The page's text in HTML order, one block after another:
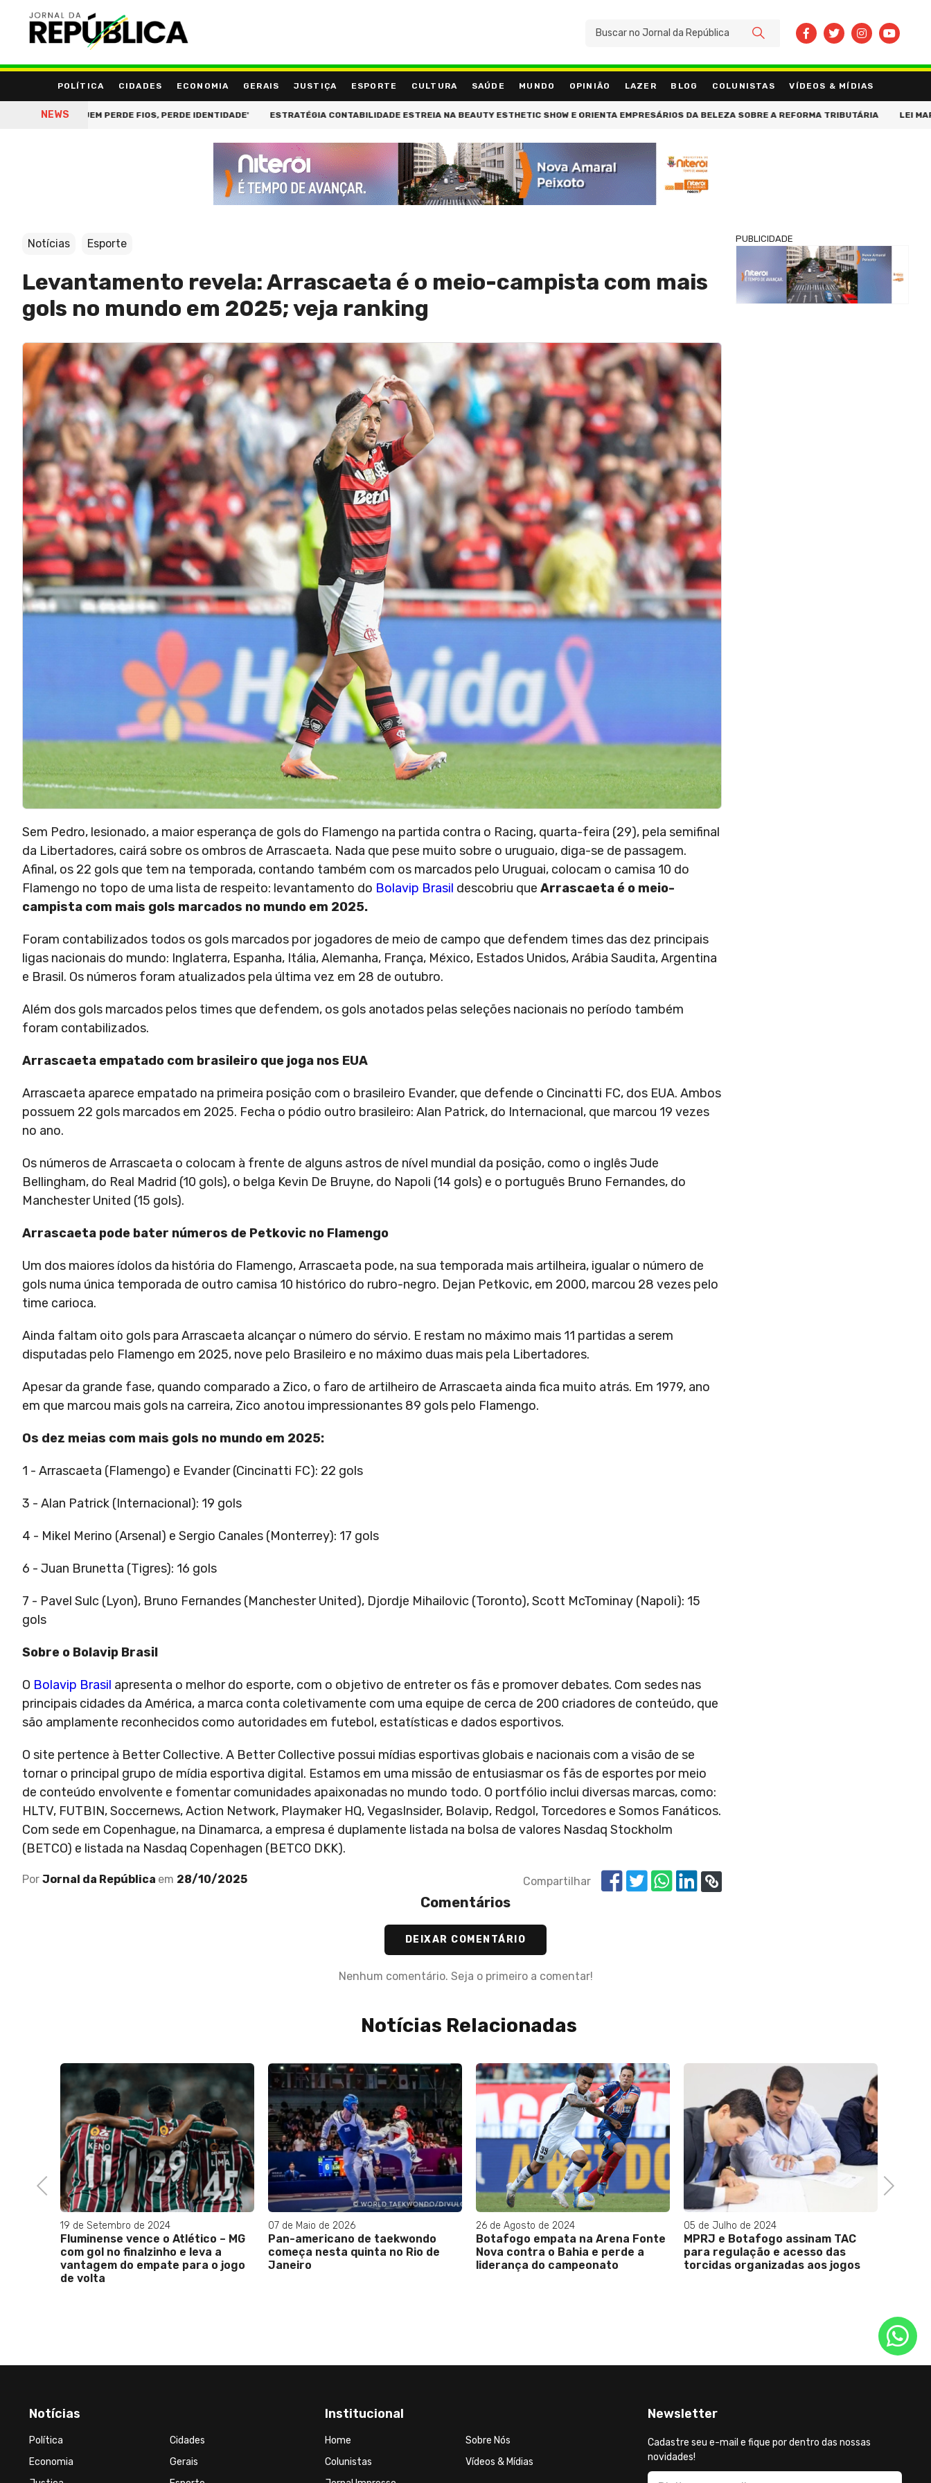
POLÍTICA CIDADES ECONOMIA GERAIS JUSTIÇA ESPORTE CULTURA SAÚDE MUNDO OPINIÃO LAZER BLOG COLUNISTAS VÍDEOS & MÍDIAS
NEWS
'QUEM PERDE FIOS, PERDE IDENTIDADE' ESTRATÉGIA CONTABILIDADE ESTREIA NA BEAUTY ESTHETIC SHOW E ORIENTA EMPRESÁRIOS DA BELEZA SOBRE A REFORMA TRIBUTÁRIA LEI MARIA DA
BUSCAR
Notícias Esporte
Levantamento revela: Arrascaeta é o meio-campista com mais
gols no mundo em 2025; veja ranking
Sem Pedro, lesionado, a maior esperança de gols do Flamengo na partida contra o Racing, quarta-feira (29), pela semifinal
da Libertadores, cairá sobre os ombros de Arrascaeta. Nada que pese muito sobre o uruguaio, diga-se de passagem.
Afinal, os 22 gols que tem na temporada, contando também com os marcados pelo Uruguai, colocam o camisa 10 do
Flamengo no topo de uma lista de respeito: levantamento do Bolavip Brasil descobriu que Arrascaeta é o meio-
campista com mais gols marcados no mundo em 2025.
Foram contabilizados todos os gols marcados por jogadores de meio de campo que defendem times das dez principais
ligas nacionais do mundo: Inglaterra, Espanha, Itália, Alemanha, França, México, Estados Unidos, Arábia Saudita, Argentina
e Brasil. Os números foram atualizados pela última vez em 28 de outubro.
Além dos gols marcados pelos times que defendem, os gols anotados pelas seleções nacionais no período também
foram contabilizados.
Arrascaeta empatado com brasileiro que joga nos EUA
Arrascaeta aparece empatado na primeira posição com o brasileiro Evander, que defende o Cincinatti FC, dos EUA. Ambos
possuem 22 gols marcados em 2025. Fecha o pódio outro brasileiro: Alan Patrick, do Internacional, que marcou 19 vezes
no ano.
Os números de Arrascaeta o colocam à frente de alguns astros de nível mundial da posição, como o inglês Jude
Bellingham, do Real Madrid (10 gols), o belga Kevin De Bruyne, do Napoli (14 gols) e o português Bruno Fernandes, do
Manchester United (15 gols).
Arrascaeta pode bater números de Petkovic no Flamengo
Um dos maiores ídolos da história do Flamengo, Arrascaeta pode, na sua temporada mais artilheira, igualar o número de
gols numa única temporada de outro camisa 10 histórico do rubro-negro. Dejan Petkovic, em 2000, marcou 28 vezes pelo
time carioca.
Ainda faltam oito gols para Arrascaeta alcançar o número do sérvio. E restam no máximo mais 11 partidas a serem
disputadas pelo Flamengo em 2025, nove pelo Brasileiro e no máximo duas mais pela Libertadores.
Apesar da grande fase, quando comparado a Zico, o faro de artilheiro de Arrascaeta ainda fica muito atrás. Em 1979, ano
em que marcou mais gols na carreira, Zico anotou impressionantes 89 gols pelo Flamengo.
Os dez meias com mais gols no mundo em 2025:
1 - Arrascaeta (Flamengo) e Evander (Cincinatti FC): 22 gols
3 - Alan Patrick (Internacional): 19 gols
4 - Mikel Merino (Arsenal) e Sergio Canales (Monterrey): 17 gols
6 - Juan Brunetta (Tigres): 16 gols
7 - Pavel Sulc (Lyon), Bruno Fernandes (Manchester United), Djordje Mihailovic (Toronto), Scott McTominay (Napoli): 15
gols
Sobre o Bolavip Brasil
O Bolavip Brasil apresenta o melhor do esporte, com o objetivo de entreter os fãs e promover debates. Com sedes nas
principais cidades da América, a marca conta coletivamente com uma equipe de cerca de 200 criadores de conteúdo, que
são amplamente reconhecidos como autoridades em futebol, estatísticas e dados esportivos.
O site pertence à Better Collective. A Better Collective possui mídias esportivas globais e nacionais com a visão de se
tornar o principal grupo de mídia esportiva digital. Estamos em uma missão de entusiasmar os fãs de esportes por meio
de conteúdo envolvente e fomentar comunidades apaixonadas no mundo todo. O portfólio inclui diversas marcas, como:
HLTV, FUTBIN, Soccernews, Action Network, Playmaker HQ, VegasInsider, Bolavip, Redgol, Torcedores e Somos Fanáticos.
Com sede em Copenhague, na Dinamarca, a empresa é duplamente listada na bolsa de valores Nasdaq Stockholm
(BETCO) e listada na Nasdaq Copenhagen (BETCO DKK).
Por Jornal da República em 28/10/2025 Compartilhar
PUBLICIDADE
Comentários
DEIXAR COMENTÁRIO
Nenhum comentário. Seja o primeiro a comentar!
Notícias Relacionadas
Previous
19 de Setembro de 2024
Fluminense vence o Atlético – MG
com gol no finalzinho e leva a
vantagem do empate para o jogo
de volta
07 de Maio de 2026
Pan-americano de taekwondo
começa nesta quinta no Rio de
Janeiro
26 de Agosto de 2024
Botafogo empata na Arena Fonte
Nova contra o Bahia e perde a
liderança do campeonato
05 de Julho de 2024
MPRJ e Botafogo assinam TAC
para regulação e acesso das
torcidas organizadas aos jogos
Next
Notícias
Política
Cidades
Economia
Gerais
Institucional
Home
Sobre Nós
Colunistas
Vídeos & Mídias
Newsletter
Cadastre seu e-mail e fique por dentro das nossas
novidades!